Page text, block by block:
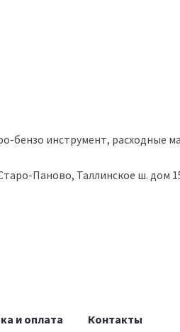
бензо инструмент, расходные
Паново, Таллинское ш. дом
и оплата Контакты